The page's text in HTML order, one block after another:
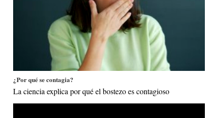
¿Por qué se contagia?
La ciencia explica por qué el bostezo es contagioso